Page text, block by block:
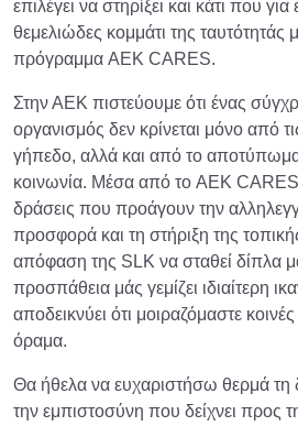
επιλέγει να στηρίξει και κάτι που
θεμελιώδες κομμάτι της ταυτότητάς
πρόγραμμα AEK CARES.
Στην ΑΕΚ πιστεύουμε ότι ένας
οργανισμός δεν κρίνεται μόνο από
γήπεδο, αλλά και από το
κοινωνία. Μέσα από το AEK
δράσεις που προάγουν την
προσφορά και τη στήριξη της
απόφαση της SLK να σταθεί δίπλα
προσπάθεια μάς γεμίζει ιδιαίτερη
αποδεικνύει ότι μοιραζόμαστε κοινές
όραμα.
Θα ήθελα να ευχαριστήσω θερμά τη
την εμπιστοσύνη που δείχνει προς